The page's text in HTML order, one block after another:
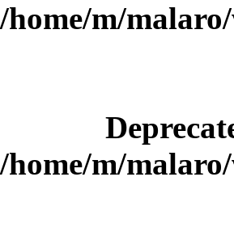
/home/m/
/home/m/